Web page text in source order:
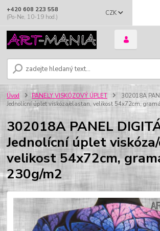
CZK
+420 608 223 558
(Po-Ne, 10-19 hod.)
Úvod PANELY VISKÓZOVÝ ÚPLET
302018A
Jednolícní úplet viskóza/elastan, velikost 54x72cm,
302018A PANEL
Jednolícní úplet
velikost 54x72cm,
230g/m2